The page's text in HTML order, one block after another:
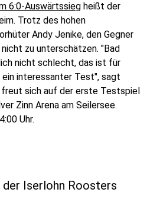
6:0-Auswärtssieg heißt der
Trotz des hohen
Andy Jenike, den Gegner
zu unterschätzen. "Bad
nicht schlecht, das ist für
interessanter Test", sagt
freut sich auf der erste Testspiel
Zinn Arena am Seilersee.
Uhr.
Iserlohn Roosters